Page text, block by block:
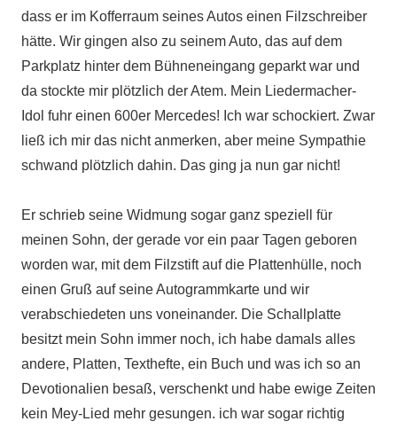
dass er im Kofferraum seines Autos einen Filzschreiber
hätte. Wir gingen also zu seinem Auto, das auf dem
Parkplatz hinter dem Bühneneingang geparkt war und
da stockte mir plötzlich der Atem. Mein Liedermacher-
Idol fuhr einen 600er Mercedes! Ich war schockiert. Zwar
ließ ich mir das nicht anmerken, aber meine Sympathie
schwand plötzlich dahin. Das ging ja nun gar nicht!
Er schrieb seine Widmung sogar ganz speziell für
meinen Sohn, der gerade vor ein paar Tagen geboren
worden war, mit dem Filzstift auf die Plattenhülle, noch
einen Gruß auf seine Autogrammkarte und wir
verabschiedeten uns voneinander. Die Schallplatte
besitzt mein Sohn immer noch, ich habe damals alles
andere, Platten, Texthefte, ein Buch und was ich so an
Devotionalien besaß, verschenkt und habe ewige Zeiten
kein Mey-Lied mehr gesungen. ich war sogar richtig